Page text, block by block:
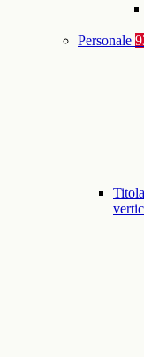
Personale